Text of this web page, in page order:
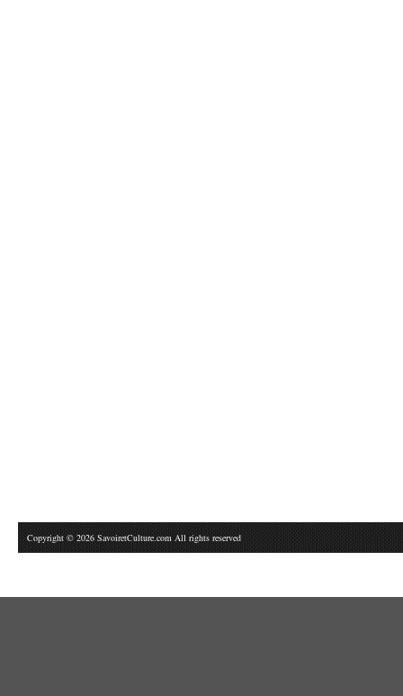
Copyright © 2026 SavoiretCulture.com All rights reserved